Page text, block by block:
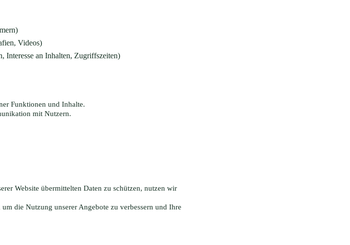
Videos)
Interesse an Inhalten, Zugriffszeiten)
Funktionen und Inhalte.
mit Nutzern.
Website übermittelten Daten zu schützen, nutzen wir
die Nutzung unserer Angebote zu verbessern und Ihre